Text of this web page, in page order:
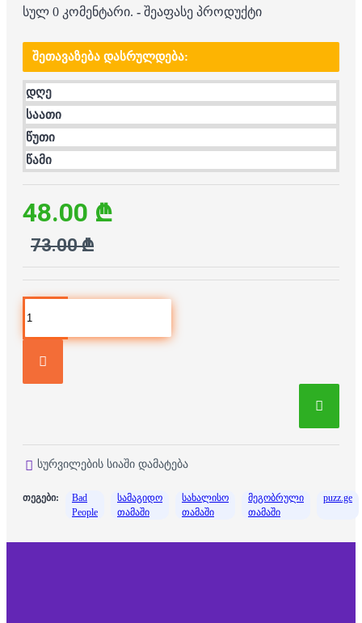
სულ 0 კომენტარი. - შეაფასე პროდუქტი
ᲨᲔᲗᲐᲕᲐᲖᲔᲑᲐ ᲓᲐᲡᲠᲣᲚᲓᲔᲑᲐ:
დღე
საათი
წუთი
წამი
48.00 ₾
73.00 ₾
სურვილების სიაში დამატება
თეგები:
Bad
People
სამაგიდო
თამაში
სახალისო
თამაში
მეგობრული
თამაში
puzz.ge